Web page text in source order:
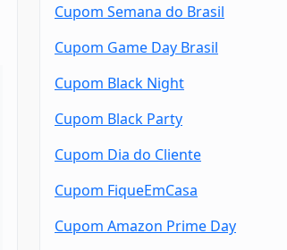
Cupom Semana do Brasil
Cupom Game Day Brasil
Cupom Black Night
Cupom Black Party
Cupom Dia do Cliente
Cupom FiqueEmCasa
Cupom Amazon Prime Day